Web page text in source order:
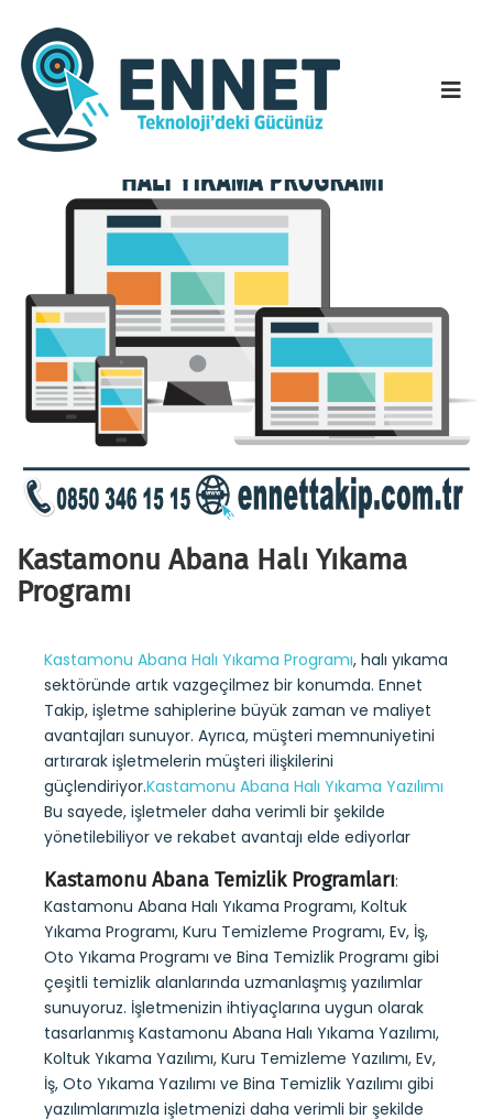
Kastamonu Abana Halı Yıkama
Programı
Kastamonu Abana Halı Yıkama Programı, halı yıkama
sektöründe artık vazgeçilmez bir konumda. Ennet
Takip, işletme sahiplerine büyük zaman ve maliyet
avantajları sunuyor. Ayrıca, müşteri memnuniyetini
artırarak işletmelerin müşteri ilişkilerini
güçlendiriyor.Kastamonu Abana Halı Yıkama Yazılımı
Bu sayede, işletmeler daha verimli bir şekilde
yönetilebiliyor ve rekabet avantajı elde ediyorlar
Kastamonu Abana Temizlik Programları:
Kastamonu Abana Halı Yıkama Programı, Koltuk
Yıkama Programı, Kuru Temizleme Programı, Ev, İş,
Oto Yıkama Programı ve Bina Temizlik Programı gibi
çeşitli temizlik alanlarında uzmanlaşmış yazılımlar
sunuyoruz. İşletmenizin ihtiyaçlarına uygun olarak
tasarlanmış Kastamonu Abana Halı Yıkama Yazılımı,
Koltuk Yıkama Yazılımı, Kuru Temizleme Yazılımı, Ev,
İş, Oto Yıkama Yazılımı ve Bina Temizlik Yazılımı gibi
yazılımlarımızla işletmenizi daha verimli bir şekilde